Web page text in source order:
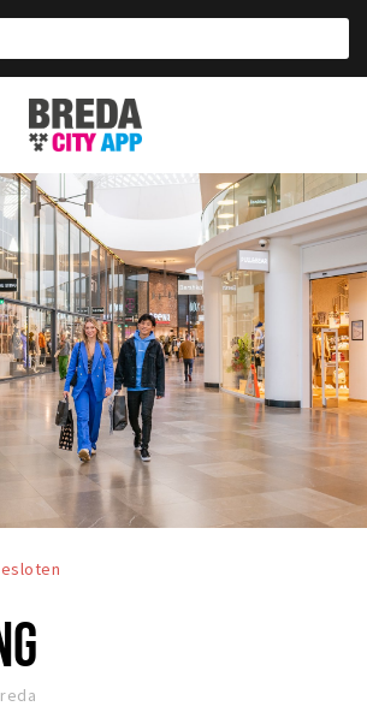
& blogs
podia
Breda
City
App